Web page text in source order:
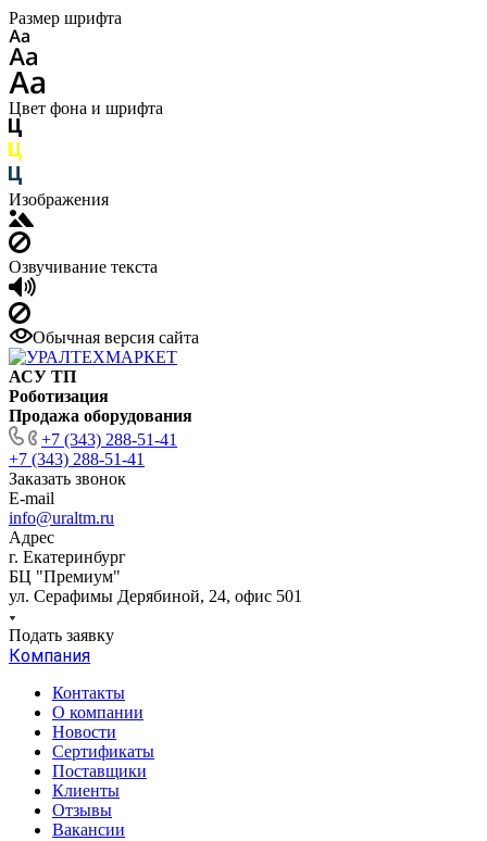
Размер шрифта
Цвет фона и шрифта
Изображения
Озвучивание текста
Обычная версия сайта
АСУ ТП
Роботизация
Продажа оборудования
+7 (343) 288-51-41
+7 (343) 288-51-41
Заказать звонок
E-mail
info@uraltm.ru
Адрес
г. Екатеринбург
БЦ "Премиум"
ул. Серафимы Дерябиной, 24, офис 501
Подать заявку
Компания
Контакты
О компании
Новости
Сертификаты
Поставщики
Клиенты
Отзывы
Вакансии